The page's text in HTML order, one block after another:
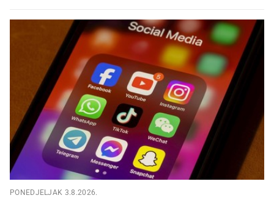
PONEDJELJAK 3.8.2026.